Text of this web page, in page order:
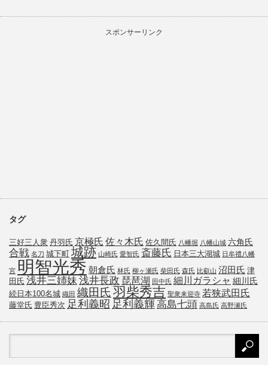
スポンサーリンク
タグ
三好三人衆 丹羽氏 京極氏 佐々木氏 佐久間氏 八幡堀 八幡山城 六角氏
合戦 名刀 城下町 城跡 山崎氏 愛智氏 斎藤氏 日本三大湖城 日牟禮八幡
宮 明智光秀 朝倉氏 林氏 柳ヶ瀬氏 柴田氏 森氏 比叡山 沼田氏 津
田氏 浅井三姉妹 浅井長政 琵琶湖 田中氏 細川ガラシャ 細川氏
続日本100名城 織田 織田氏 羽柴秀吉 聖衆来迎寺 若狭武田氏
藤堂氏 豊臣秀次 足利義昭 足利義輝 高島七頭 高島氏 高野瀬氏